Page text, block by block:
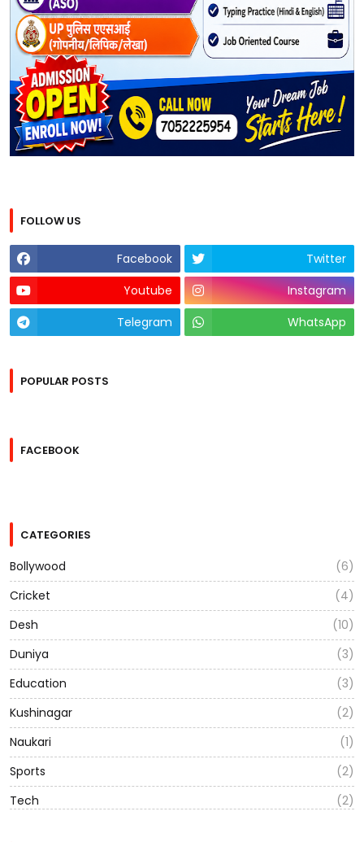
FOLLOW US
Facebook
Twitter
Youtube
Instagram
Telegram
WhatsApp
POPULAR POSTS
FACEBOOK
CATEGORIES
Bollywood
(6)
Cricket
(4)
Desh
(10)
Duniya
(3)
Education
(3)
Kushinagar
(2)
Naukari
(1)
Sports
(2)
Tech
(2)